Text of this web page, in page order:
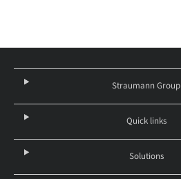
Straumann Group
Quick links
Solutions